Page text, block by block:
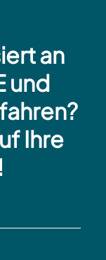
an
und
Ihre